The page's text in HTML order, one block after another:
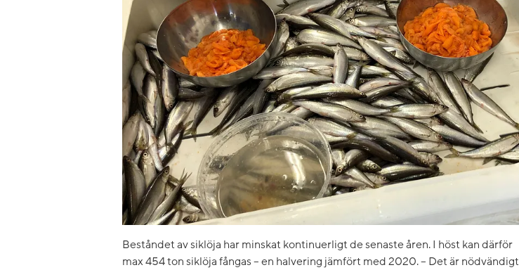
Beståndet av siklöja har minskat kontinuerligt de senaste åren. I höst kan därför
max 454 ton siklöja fångas – en halvering jämfört med 2020. – Det är nödvändigt